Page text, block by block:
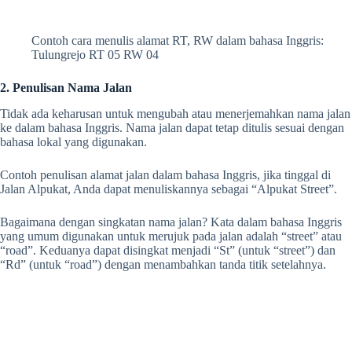
Contoh cara menulis alamat RT, RW dalam bahasa Inggris:
Tulungrejo RT 05 RW 04
2. Penulisan Nama Jalan
Tidak ada keharusan untuk mengubah atau menerjemahkan nama jalan
ke dalam bahasa Inggris. Nama jalan dapat tetap ditulis sesuai dengan
bahasa lokal yang digunakan.
Contoh penulisan alamat jalan dalam bahasa Inggris, jika tinggal di
Jalan Alpukat, Anda dapat menuliskannya sebagai “Alpukat Street”.
Bagaimana dengan singkatan nama jalan? Kata dalam bahasa Inggris
yang umum digunakan untuk merujuk pada jalan adalah “street” atau
“road”. Keduanya dapat disingkat menjadi “St” (untuk “street”) dan
“Rd” (untuk “road”) dengan menambahkan tanda titik setelahnya.